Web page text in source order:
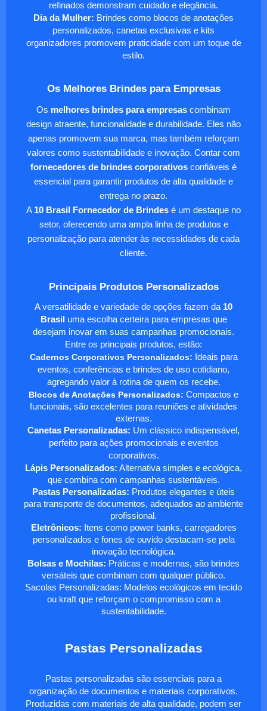
refinados demonstram cuidado e elegância.
Dia da Mulher: Brindes como blocos de anotações
personalizados, canetas exclusivas e kits
organizadores promovem praticidade com um toque de
estilo.
Os Melhores Brindes para Empresas
Os melhores brindes para empresas combinam
design atraente, funcionalidade e durabilidade. Eles não
apenas promovem sua marca, mas também reforçam
valores como sustentabilidade e inovação. Contar com
fornecedores de brindes corporativos confiáveis é
essencial para garantir produtos de alta qualidade e
entrega no prazo.
A 10 Brasil Fornecedor de Brindes é um destaque no
setor, oferecendo uma ampla linha de produtos e
personalização para atender às necessidades de cada
cliente.
Principais Produtos Personalizados
A versatilidade e variedade de opções fazem da 10
Brasil uma escolha certeira para empresas que
desejam inovar em suas campanhas promocionais.
Entre os principais produtos, estão:
Cadernos Corporativos Personalizados: Ideais para
eventos, conferências e brindes de uso cotidiano,
agregando valor à rotina de quem os recebe.
Blocos de Anotações Personalizados: Compactos e
funcionais, são excelentes para reuniões e atividades
externas.
Canetas Personalizadas: Um clássico indispensável,
perfeito para ações promocionais e eventos
corporativos.
Lápis Personalizados: Alternativa simples e ecológica,
que combina com campanhas sustentáveis.
Pastas Personalizadas: Produtos elegantes e úteis
para transporte de documentos, adequados ao ambiente
profissional.
Eletrônicos: Itens como power banks, carregadores
personalizados e fones de ouvido destacam-se pela
inovação tecnológica.
Bolsas e Mochilas: Práticas e modernas, são brindes
versáteis que combinam com qualquer público.
Sacolas Personalizadas: Modelos ecológicos em tecido
ou kraft que reforçam o compromisso com a
sustentabilidade.
Pastas Personalizadas
Pastas personalizadas são essenciais para a
organização de documentos e materiais corporativos.
Produzidas com materiais de alta qualidade, podem ser